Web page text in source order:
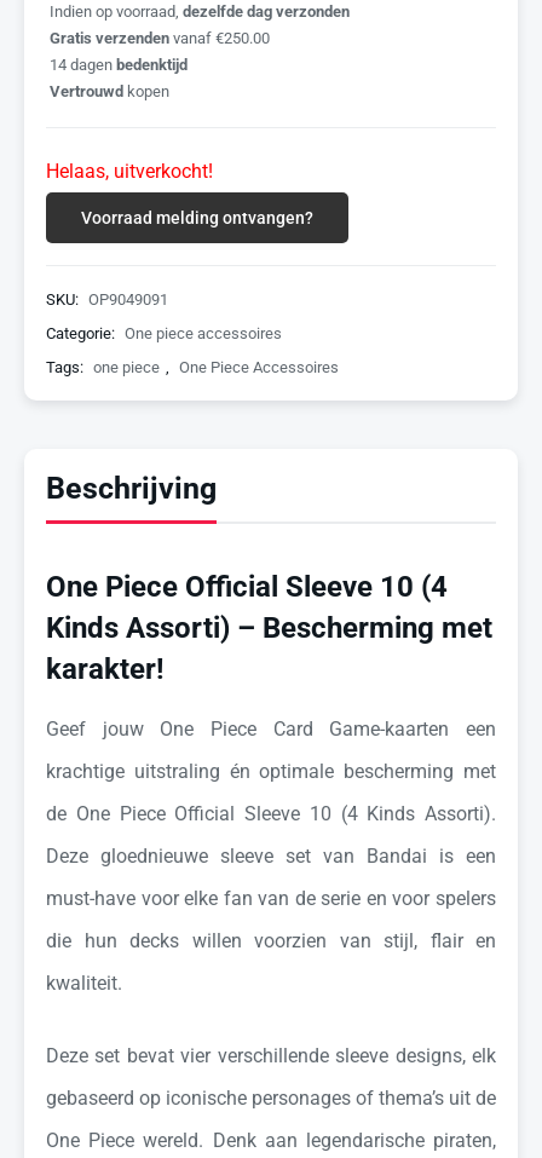
Indien op voorraad, dezelfde dag verzonden
Gratis verzenden vanaf €250.00
14 dagen bedenktijd
Vertrouwd kopen
Helaas, uitverkocht!
Voorraad melding ontvangen?
SKU: OP9049091
Categorie: One piece accessoires
Tags: one piece One Piece Accessoires
Beschrijving
One Piece Official Sleeve 10 (4
Kinds Assorti) – Bescherming met
karakter!
Geef jouw One Piece Card Game-kaarten een
krachtige uitstraling én optimale bescherming met
de One Piece Official Sleeve 10 (4 Kinds Assorti).
Deze gloednieuwe sleeve set van Bandai is een
must-have voor elke fan van de serie en voor spelers
die hun decks willen voorzien van stijl, flair en
kwaliteit.
Deze set bevat vier verschillende sleeve designs, elk
gebaseerd op iconische personages of thema’s uit de
One Piece wereld. Denk aan legendarische piraten,